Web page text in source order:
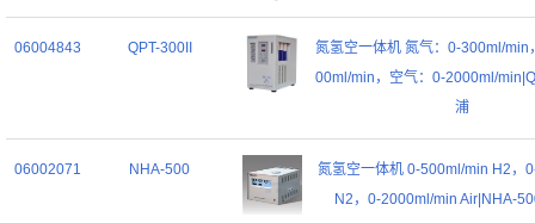
06004843 QPT-300II
氮氢空一体机 氮气：0-300ml/min
00ml/min，空气：0-2000ml/
浦
06002071 NHA-500
氮氢空一体机 0-500ml/min H2，
N2，0-2000ml/min Air|NHA-